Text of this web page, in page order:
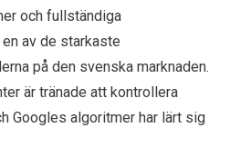
och fullständiga
av de starkaste
på den svenska marknaden.
är tränade att kontrollera
Googles algoritmer har lärt sig